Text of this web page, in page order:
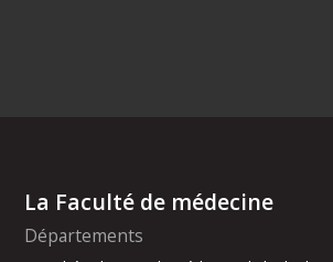
La Faculté de médecine
Départements